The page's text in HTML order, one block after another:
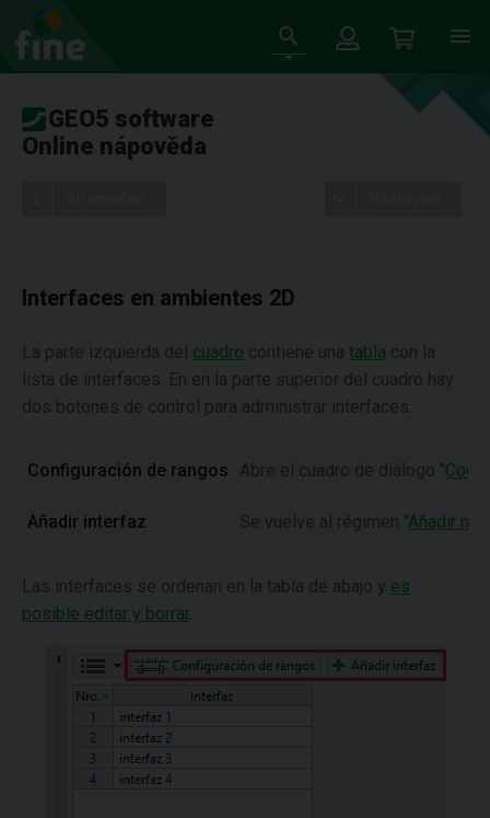
GEO5 software
Online nápověda
Interfaces en ambientes 2D
La parte izquierda del cuadro contiene una tabla con la
lista de interfaces. En en la parte superior del cuadro hay
dos botones de control para administrar interfaces.
Configuración de rangos Abre el cuadro de diálogo "
Añadir interfaz Se vuelve al régimen "Añadir
Las interfaces se ordenan en la tabla de abajo y es
posible editar y borrar.